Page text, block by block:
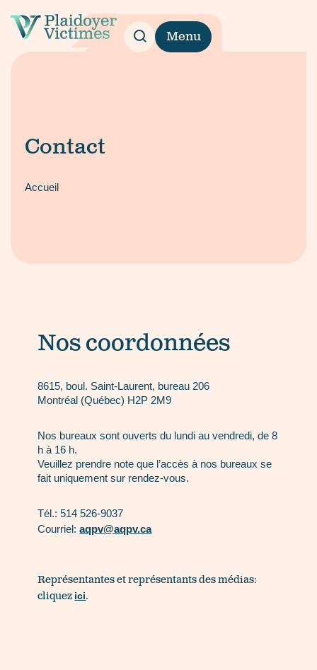
Menu
Contact
Accueil
Nos coordonnées
8615, boul. Saint-Laurent, bureau 206
Montréal (Québec) H2P 2M9
Nos bureaux sont ouverts du lundi au vendredi, de 8
h à 16 h.
Veuillez prendre note que l’accès à nos bureaux se
fait uniquement sur rendez-vous.
Tél.: 514 526-9037
Courriel:aqpv@aqpv.ca
Représentantes et représentants des médias:
cliquez ici.